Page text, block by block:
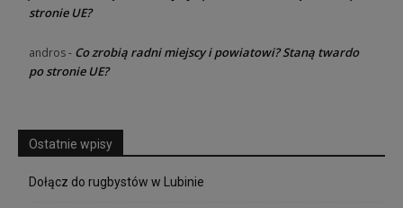
stronie UE?
andros- Co zrobią radni miejscy i powiatowi? Staną twardo
po stronie UE?
Ostatnie wpisy
Dołącz do rugbystów w Lubinie